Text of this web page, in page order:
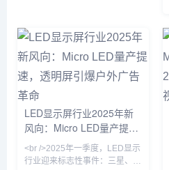
Micro LED产品增速高达45%，
成为拉动市场增长的核心引擎。
在政策端，“新基建”与“百城千
屏”项目持续落地，户外超高清
Mini/Micro LED芯片制造工艺良
率突破至99.9%，驱
LED显示屏行业2025年新
风向：Micro LED量产提
速，透明屏引爆户外广告革
命
<br />2025年一季度，LED显示
行业迎来标志性事件：三星、